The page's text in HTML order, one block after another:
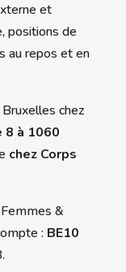
et
positions de
au repos et en
chez
8 à 1060
chez Corps
&
: BE10